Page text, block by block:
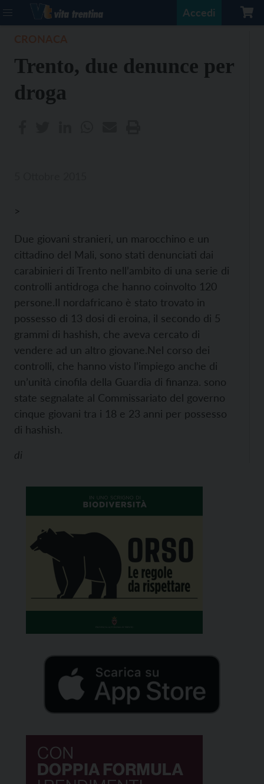
Accedi
Trento, due denunce per
droga
>
Due giovani stranieri, un marocchino e un
cittadino del Mali, sono stati denunciati dai
carabinieri di Trento nell’ambito di una serie di
controlli antidroga che hanno coinvolto 120
persone.Il nordafricano è stato trovato in
possesso di 13 dosi di eroina, il secondo di 5
grammi di hashish, che aveva cercato di
vendere ad un altro giovane.Nel corso dei
controlli, che hanno visto l’impiego anche di
un’unità cinofila della Guardia di finanza. sono
state segnalate al Commissariato del governo
cinque giovani tra i 18 e 23 anni per possesso
di hashish.
di